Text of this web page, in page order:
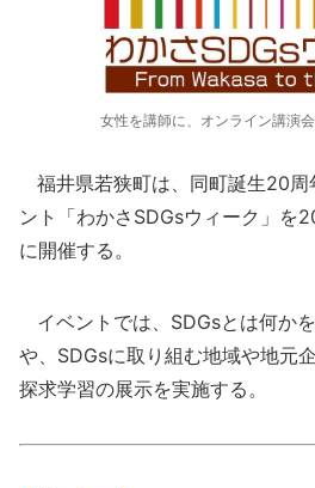
女性を講師に、オンライン講演
福井県若狭町は、同町誕生20周
ント「わかさSDGsウィーク」を
に開催する。
イベントでは、SDGsとは何か
や、SDGsに取り組む地域や地元
探求学習の展示を実施する。